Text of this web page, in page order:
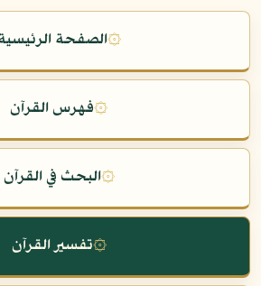
۞الصفحة
۞فهرس القرآن
۞البحث في القرآن
۞تفسير القرآن